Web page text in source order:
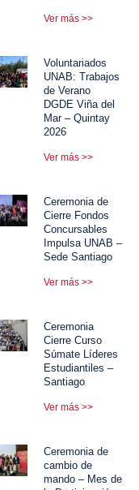
Ver más >>
Voluntariados
UNAB: Trabajos
de Verano
DGDE Viña del
Mar – Quintay
2026
Ver más >>
Ceremonia de
Cierre Fondos
Concursables
Impulsa UNAB –
Sede Santiago
Ver más >>
Ceremonia
Cierre Curso
Súmate Líderes
Estudiantiles –
Santiago
Ver más >>
Ceremonia de
cambio de
mando – Mes de